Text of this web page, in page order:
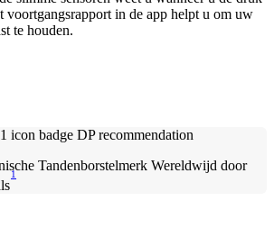
voortgangsrapport in de app helpt u om uw
te houden.
Tandenborstelmerk Wereldwijd door
1